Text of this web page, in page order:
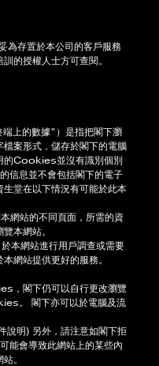
為存置於本公司的客戶服務
的授權人士方可查閱。
上的數據"）是指把閣下瀏
案形式，儲存於閣下的電腦
的Cookies並沒有識別個別
信息並不會包括閣下的電子
堂在以下情況有可能於此本
網站的不同頁面，所需的資
本網站。
本網站進行用戶調查或需要
網站提供更好的服務。
，閣下仍可以自行更改瀏覽
。 閣下亦可以於電腦及流
說明) 另外，請注意如閣下拒
能會導致此網站上的某些內
。